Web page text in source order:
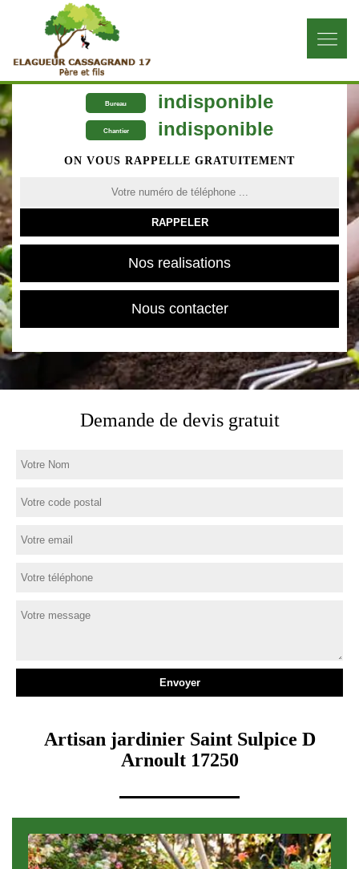
Bureau indisponible
Chantier indisponible
ON VOUS RAPPELLE GRATUITEMENT
Nos realisations
Nous contacter
Demande de devis gratuit
Artisan jardinier Saint Sulpice D
Arnoult 17250